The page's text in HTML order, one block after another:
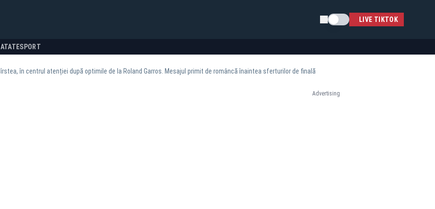
Schimba temaLIVE TIKTOK
SPORT
în centrul atenției după optimile de la Roland Garros. Mesajul primit de româncă înaintea sferturilor de finală
Advertising